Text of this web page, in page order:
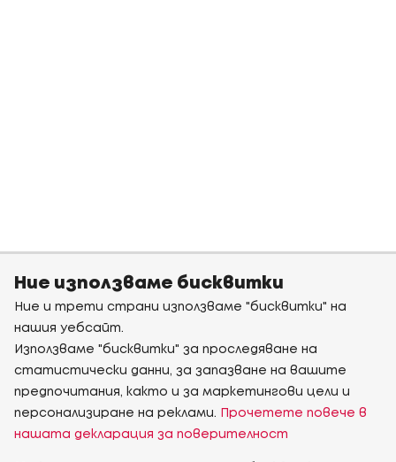
Ние използваме бисквитки
Ние и трети страни използваме "бисквитки" на
нашия уебсайт.
Използваме "бисквитки" за проследяване на
статистически данни, за запазване на вашите
предпочитания, както и за маркетингови цели и
персонализиране на реклами.
Прочетете повече в
нашата декларация за поверителност